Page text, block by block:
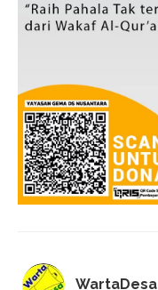
WartaDesa